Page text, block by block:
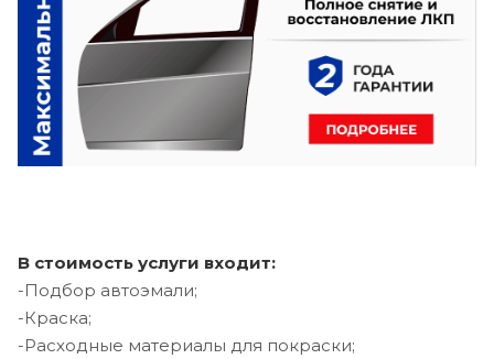
В стоимость услуги входит:
-Подбор автоэмали;
-Краска;
-Расходные материалы для покраски;